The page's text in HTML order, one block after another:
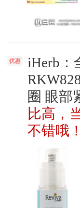
优惠
iHerb：
圈 眼部
比高，
不错哦！